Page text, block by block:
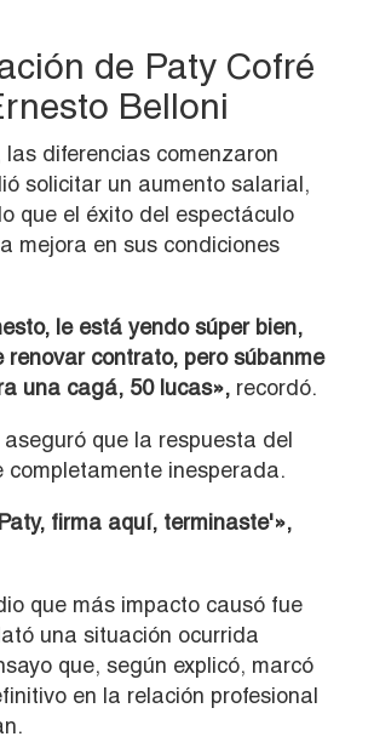
de Paty Cofré
Belloni
diferencias comenzaron
solicitar un aumento salarial,
que el éxito del espectáculo
mejora en sus condiciones
le está yendo súper bien,
renovar contrato, pero súbanme
una cagá, 50 lucas», recordó.
que la respuesta del
completamente inesperada.
Paty, firma aquí, terminaste'»,
que más impacto causó fue
una situación ocurrida
que, según explicó, marcó
en la relación profesional